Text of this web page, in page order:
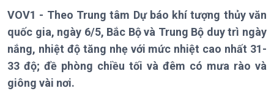
Giới thiệu
Thời sự
Thời sự 6h
VOV1 - Theo Trung tâm Dự báo khí tượng thủy văn
quốc gia, ngày 6/5, Bắc Bộ và Trung Bộ duy trì ngày
nắng, nhiệt độ tăng nhẹ với mức nhiệt cao nhất 31-
33 độ; đề phòng chiều tối và đêm có mưa rào và
giông vài nơi.